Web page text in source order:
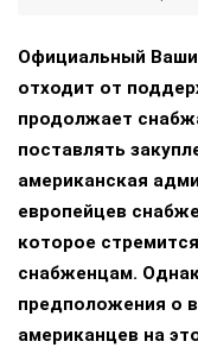
Официальный
отходит от
продолжает
поставлять
американская
европейцев
которое
снабженцам.
предположения о
американцев на